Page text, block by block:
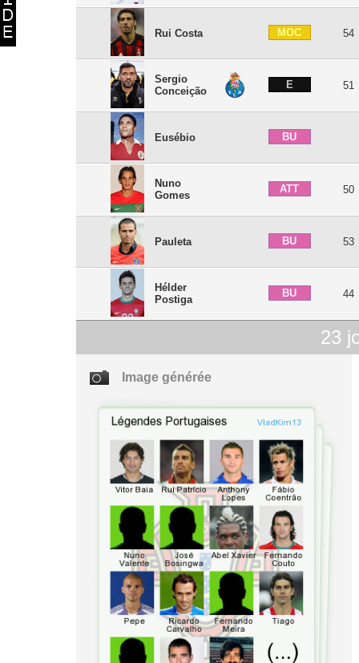
Rui Costa MOC 54
Sergio
Conceição
E 51
Eusébio BU
Nuno
Gomes
ATT 50
Pauleta BU 53
Hélder
Postiga
BU 44
23
Image générée